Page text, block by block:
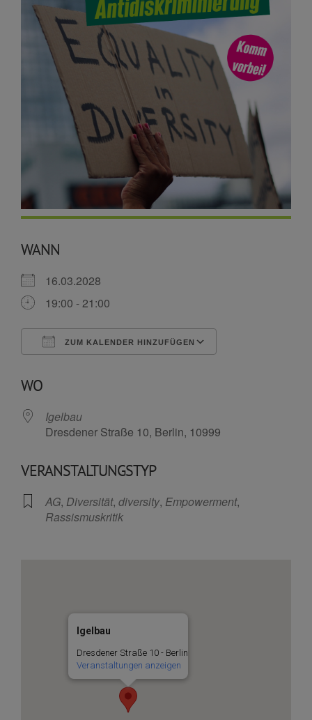
WANN
16.03.2028
19:00 - 21:00
ZUM KALENDER HINZUFÜGEN
WO
Igelbau
Dresdener Straße 10, Berlin, 10999
VERANSTALTUNGSTYP
AG, Diversität, diversity, Empowerment,
Rassismuskritik
Igelbau
Dresdener Straße 10 - Berlin
Veranstaltungen anzeigen